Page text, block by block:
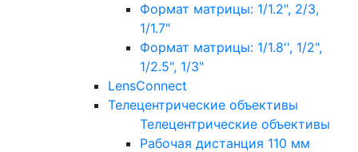
Формат матрицы: 1/1.2", 2/3,
1/1.7"
Формат матрицы: 1/1.8'', 1/2",
1/2.5", 1/3"
LensConnect
Телецентрические объективы
Телецентрические объективы
Рабочая дистанция 110 мм